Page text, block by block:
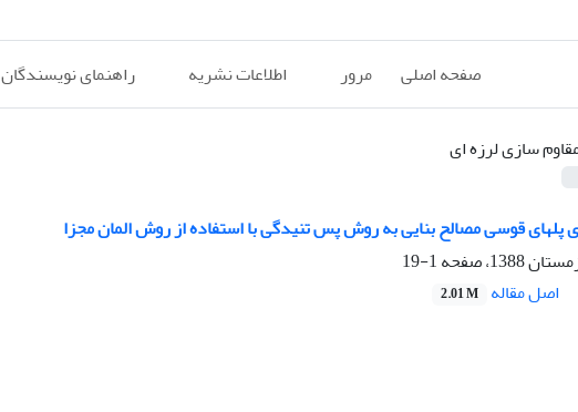
صفحه اصلی مرور اطلاعات نشریه راهنمای نویسندگان
سازی لرزه ای
پلهای قوسی مصالح بنایی به روش پس تنیدگی با استفاده از روش المان مجزا
1-19
اصل مقاله 2.01 M